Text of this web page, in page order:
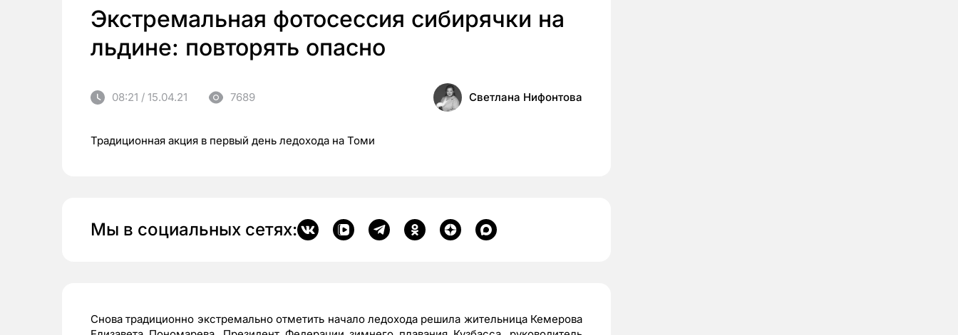
Экстремальная фотосессия сибирячки на
льдине: повторять опасно
08:21 / 15.04.21 7689 Светлана Нифонтова
Традиционная акция в первый день ледохода на Томи
Мы в социальных сетях:
Снова традиционно экстремально отметить начало ледохода решила жительница Кемерова